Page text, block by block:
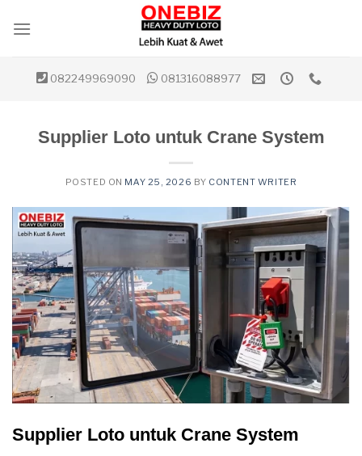
082249969090 081316088977
Supplier Loto untuk Crane System
POSTED ON MAY 25, 2026 BY CONTENT WRITER
Supplier Loto untuk Crane System